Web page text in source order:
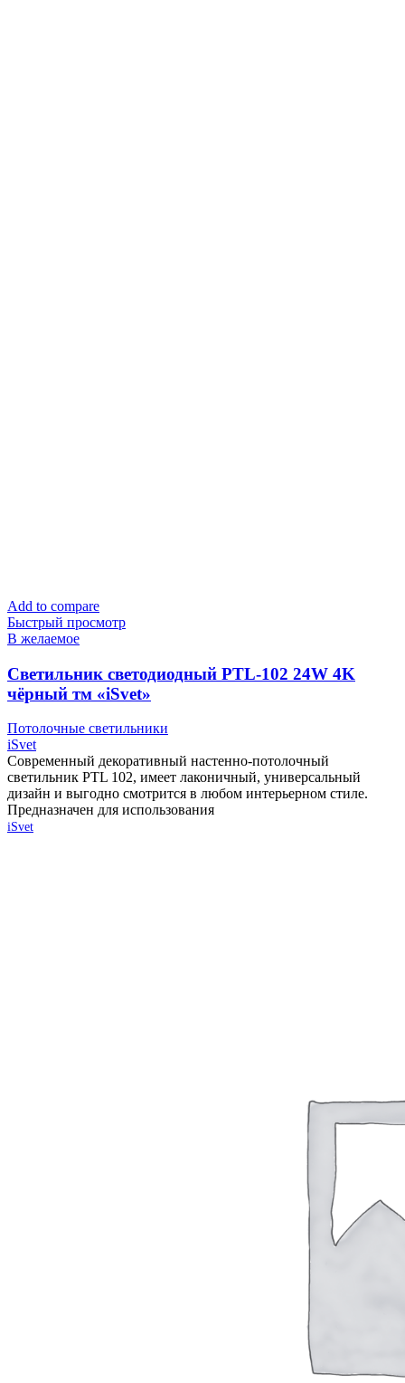
Add to compare
Быстрый просмотр
В желаемое
Cветильник светодиодный PTL-102 24W 4K
чёрный тм «iSvet»
Потолочные светильники
iSvet
Современный декоративный настенно-потолочный
светильник PTL 102, имеет лаконичный, универсальный
дизайн и выгодно смотрится в любом интерьерном стиле.
Предназначен для использования
iSvet